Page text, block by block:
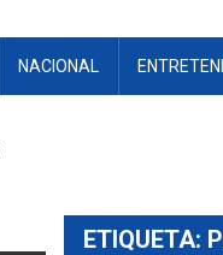
NACIONAL
ETIQUETA: